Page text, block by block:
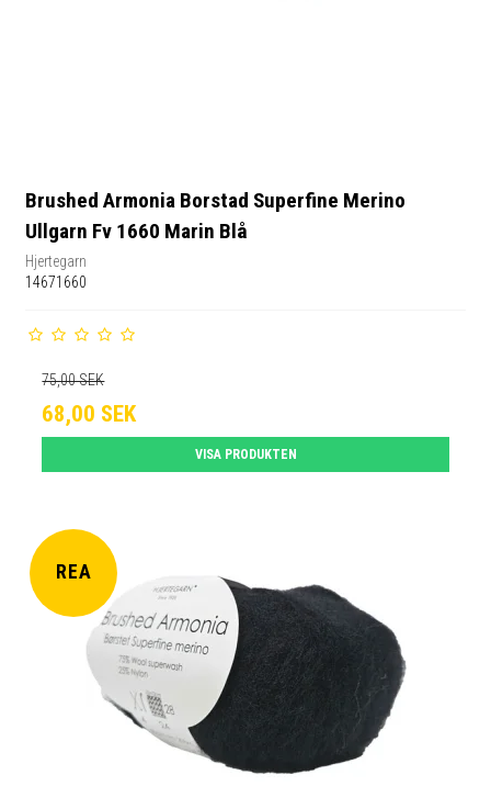
Brushed Armonia Borstad Superfine Merino
Ullgarn Fv 1660 Marin Blå
Hjertegarn
14671660
75,00 SEK
68,00 SEK
VISA PRODUKTEN
REA